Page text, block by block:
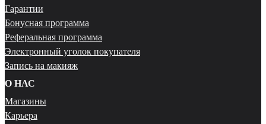
Гарантии
Бонусная программа
Реферальная программа
Электронный уголок покупателя
Запись на макияж
О НАС
Магазины
Карьера